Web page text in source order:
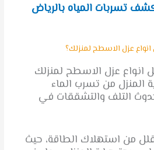
تسربات المياه بالرياض
عزل الاسطح لمنزلك؟
انواع عزل الاسطح لمنزلك
المنزل من تسرب الماء
التلف والتشققات في
من استهلاك الطاقة، حيث